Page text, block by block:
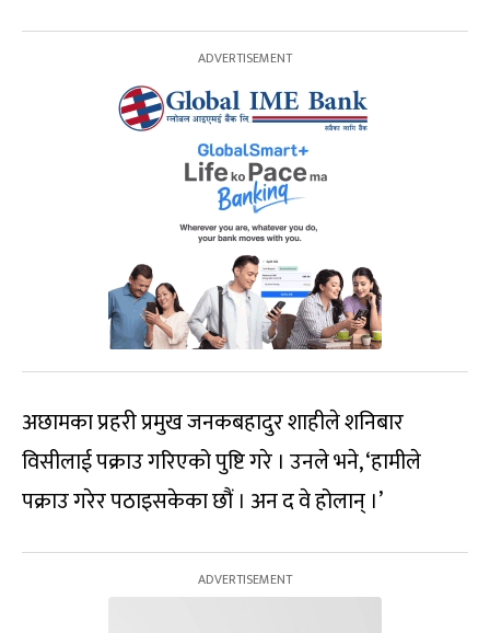
अछामका प्रहरी प्रमुख जनकबहादुर शाहीले शनिबार
विसीलाई पक्राउ गरिएको पुष्टि गरे । उनले भने, ‘हामीले
पक्राउ गरेर पठाइसकेका छौं । अन द वे होलान् ।’